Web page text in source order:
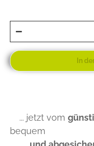
In
... jetzt vom
bequem